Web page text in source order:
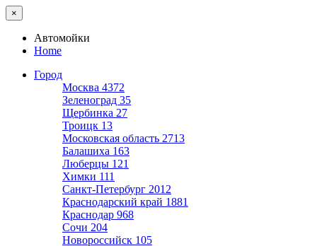
×
Автомойки
Home
Город
Москва 4372
Зеленоград 35
Щербинка 27
Троицк 13
Московская область 2713
Балашиха 163
Люберцы 121
Химки 111
Санкт-Петербург 2012
Краснодарский край 1881
Краснодар 968
Сочи 204
Новороссийск 105